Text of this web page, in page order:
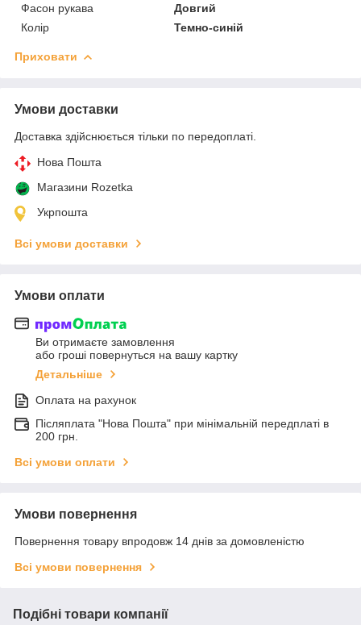
Фасон рукава
Довгий
Колір
Темно-синій
Приховати
Умови доставки
Доставка здійснюється тільки по передоплаті.
Нова Пошта
Магазини Rozetka
Укрпошта
Всі умови доставки
Умови оплати
Ви отримаєте замовлення
або гроші повернуться на вашу картку
Детальніше
Оплата на рахунок
Післяплата "Нова Пошта" при мінімальній передплаті в
200 грн.
Всі умови оплати
Умови повернення
Повернення товару впродовж 14 днів за домовленістю
Всі умови повернення
Подібні товари компанії